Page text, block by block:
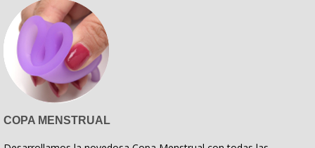
COPA MENSTRUAL